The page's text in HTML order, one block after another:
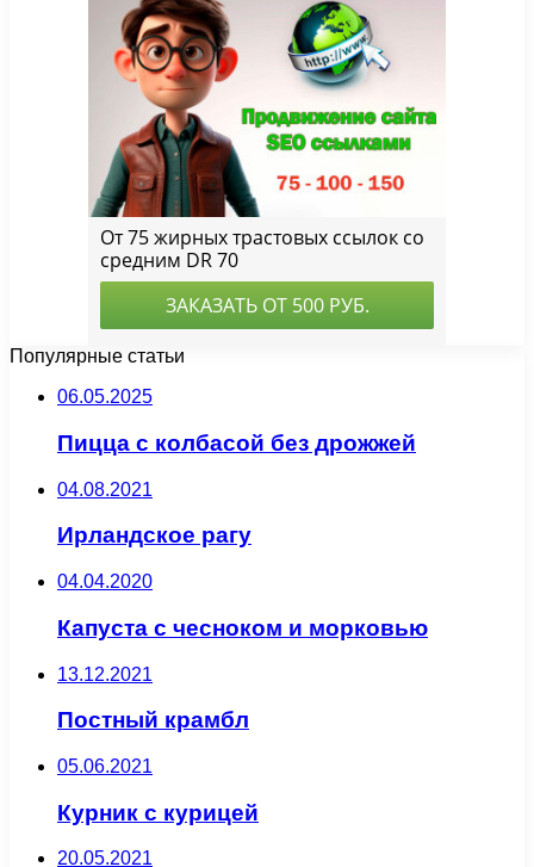
Популярные статьи
06.05.2025
Пицца с колбасой без дрожжей
04.08.2021
Ирландское рагу
04.04.2020
Капуста с чесноком и морковью
13.12.2021
Постный крамбл
05.06.2021
Курник с курицей
20.05.2021